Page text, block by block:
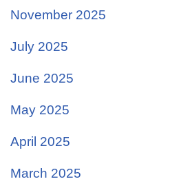
November 2025
July 2025
June 2025
May 2025
April 2025
March 2025